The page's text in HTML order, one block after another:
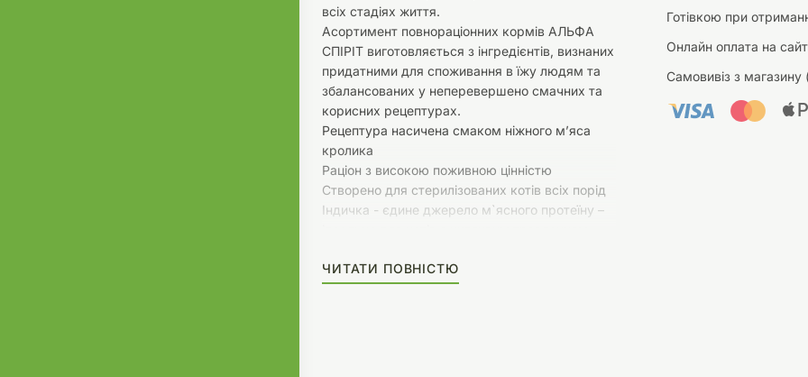
Готівкою при
Онлайн оплата на
Самовивіз з магазину
всіх стадіях життя.
Асортимент повнораціонних кормів АЛЬФА
СПІРІТ виготовляється з інгредієнтів, визнаних
придатними для споживання в їжу людям та
збалансованих у неперевершено смачних та
корисних рецептурах.
Рецептура насичена смаком ніжного м’яса
кролика
Раціон з високою поживною цінністю
Створено для стерилізованих котів всіх порід
Індичка - єдине джерело м`ясного протеїну –
якості
Раціон з високою поживною цінністю
ЧИТАТИ ПОВНІСТЮ